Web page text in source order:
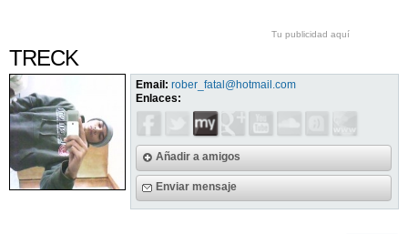
Tu publicidad aquí
TRECK
Email: rober_fatal@hotmail.com
Enlaces:
Añadir a amigos
Enviar mensaje